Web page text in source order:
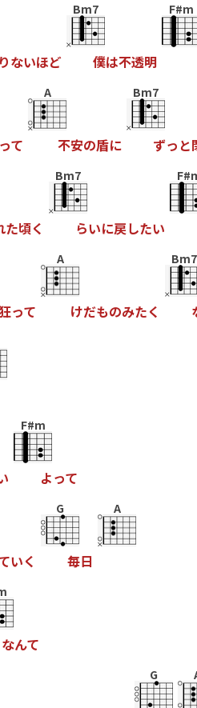
りないほど
Bm7
僕は不透明
F#m
って
A
不安の盾に
Bm7
ずっ と
た頃く
Bm7
らいに戻したい
って
A
けだものみたく
Bm7
F#m
よって
いく
G
毎日
A
なんて
G